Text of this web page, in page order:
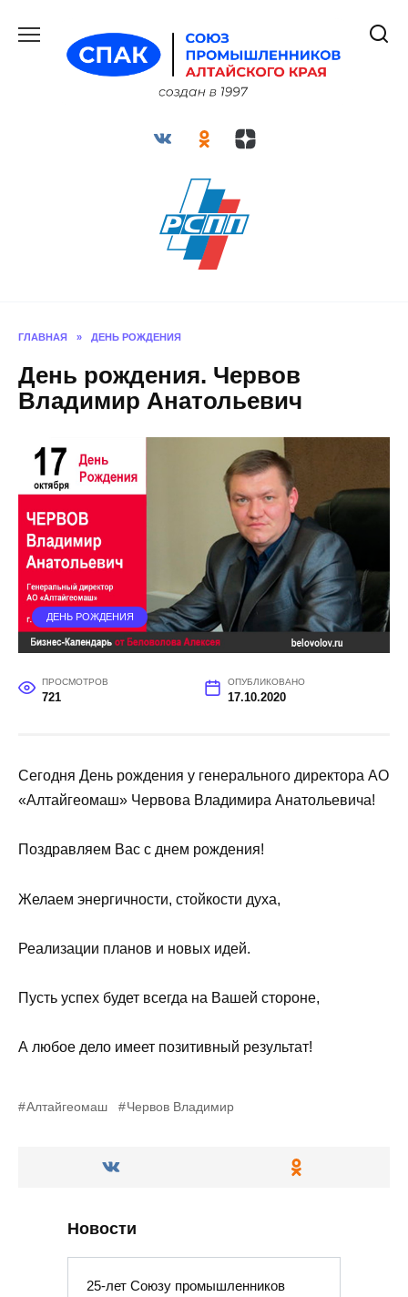
содержанию
ГЛАВНАЯ » ДЕНЬ РОЖДЕНИЯ
День рождения. Червов
Владимир Анатольевич
ДЕНЬ РОЖДЕНИЯ
ПРОСМОТРОВ
721
ОПУБЛИКОВАНО
17.10.2020
Сегодня День рождения у генерального директора АО
«Алтайгеомаш» Червова Владимира Анатольевича!
Поздравляем Вас с днем рождения!
Желаем энергичности, стойкости духа,
Реализации планов и новых идей.
Пусть успех будет всегда на Вашей стороне,
А любое дело имеет позитивный результат!
Алтайгеомаш Червов Владимир
Новости
25-лет Союзу промышленников